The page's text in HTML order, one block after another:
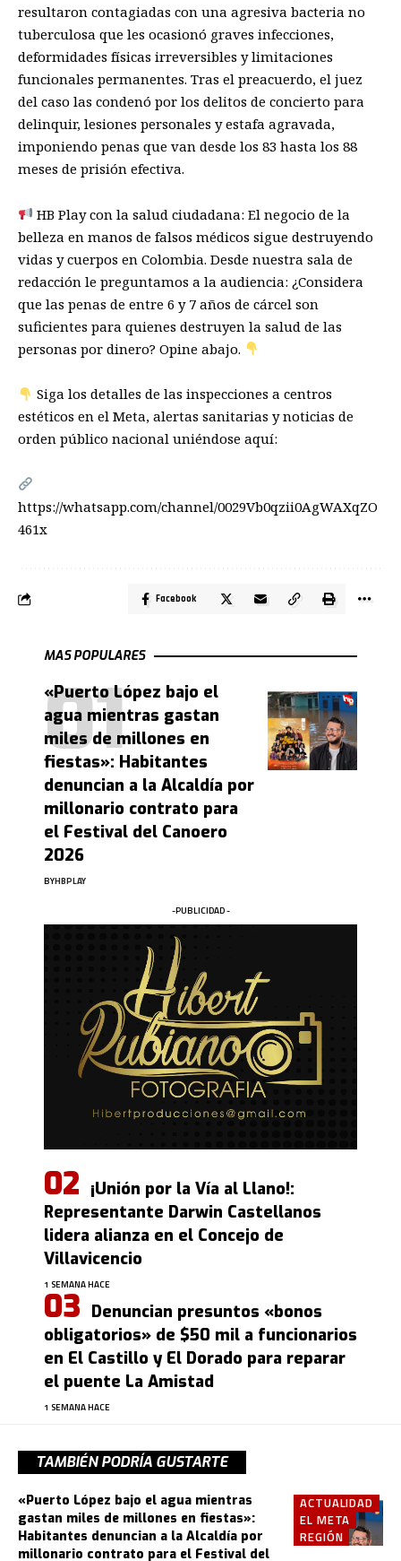
resultaron contagiadas con una agresiva bacteria no
tuberculosa que les ocasionó graves infecciones,
deformidades físicas irreversibles y limitaciones
funcionales permanentes. Tras el preacuerdo, el juez
del caso las condenó por los delitos de concierto para
delinquir, lesiones personales y estafa agravada,
imponiendo penas que van desde los 83 hasta los 88
meses de prisión efectiva.
HB Play con la salud ciudadana: El negocio de la
belleza en manos de falsos médicos sigue destruyendo
vidas y cuerpos en Colombia. Desde nuestra sala de
redacción le preguntamos a la audiencia: ¿Considera
que las penas de entre 6 y 7 años de cárcel son
suficientes para quienes destruyen la salud de las
personas por dinero? Opine abajo.
Siga los detalles de las inspecciones a centros
estéticos en el Meta, alertas sanitarias y noticias de
orden público nacional uniéndose aquí:
https://whatsapp.com/channel/0029Vb0qzii0AgWAXqZO
461x
Facebook
MAS POPULARES
«Puerto López bajo el
agua mientras gastan
miles de millones en
fiestas»: Habitantes
denuncian a la Alcaldía por
millonario contrato para
el Festival del Canoero
2026
BYHBPLAY
-PUBLICIDAD -
¡Unión por la Vía al Llano!:
Representante Darwin Castellanos
lidera alianza en el Concejo de
Villavicencio
1 SEMANA HACE
Denuncian presuntos «bonos
obligatorios» de $50 mil a funcionarios
en El Castillo y El Dorado para reparar
el puente La Amistad
1 SEMANA HACE
TAMBIÉN PODRÍA GUSTARTE
ACTUALIDAD
EL META
REGIÓN
«Puerto López bajo el agua mientras
gastan miles de millones en fiestas»:
Habitantes denuncian a la Alcaldía por
millonario contrato para el Festival del